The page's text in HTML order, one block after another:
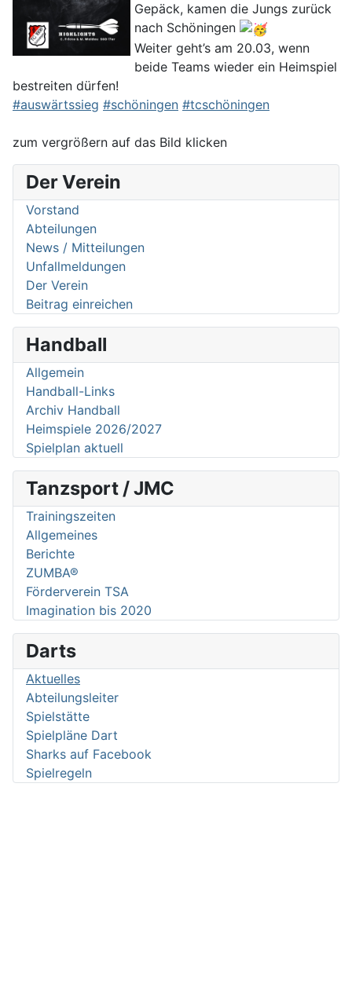
Der Verein
Vorstand
Abteilungen
News / Mitteilungen
Unfallmeldungen
Der Verein
Beitrag einreichen
Handball
Allgemein
Handball-Links
Archiv Handball
Heimspiele 2026/2027
Spielplan aktuell
Tanzsport / JMC
Trainingszeiten
Allgemeines
Berichte
ZUMBA®
Förderverein TSA
Imagination bis 2020
Darts
Aktuelles
Abteilungsleiter
Spielstätte
Spielpläne Dart
Sharks auf Facebook
Spielregeln
Gepäck, kamen die Jungs zurück
nach Schöningen
Weiter geht’s am 20.03, wenn
beide Teams wieder ein Heimspiel
bestreiten dürfen!
#auswärtssieg #schöningen #tcschöningen
zum vergrößern auf das Bild klicken